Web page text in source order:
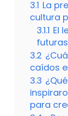
3.1 La
cultura
3.1.1 El
3.2
caídos
3.3
para